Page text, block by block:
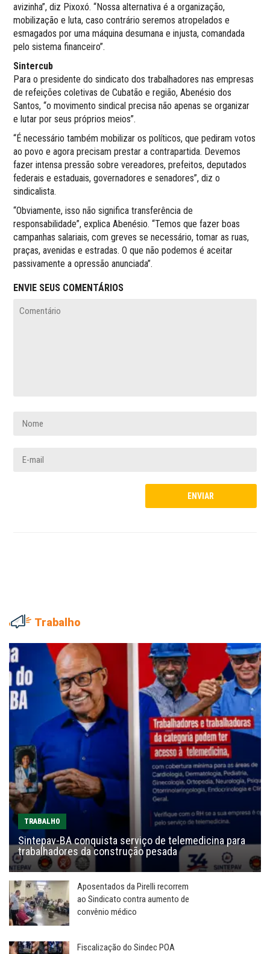
avizinha”, diz Pixoxó. “Nossa alternativa é a organização,
mobilização e luta, caso contrário seremos atropelados e
esmagados por uma máquina desumana e injusta, comandada
pelo sistema financeiro”.
Sintercub
Para o presidente do sindicato dos trabalhadores nas empresas
de refeições coletivas de Cubatão e região, Abenésio dos
Santos, “o movimento sindical precisa não apenas se organizar
e lutar por seus próprios meios”.
“É necessário também mobilizar os políticos, que pediram votos
ao povo e agora precisam prestar a contrapartida. Devemos
fazer intensa pressão sobre vereadores, prefeitos, deputados
federais e estaduais, governadores e senadores”, diz o
sindicalista.
“Obviamente, isso não significa transferência de
responsabilidade”, explica Abenésio. “Temos que fazer boas
campanhas salariais, com greves se necessário, tomar as ruas,
praças, avenidas e estradas. O que não podemos é aceitar
passivamente a opressão anunciada”.
ENVIE SEUS COMENTÁRIOS
Trabalho
TRABALHO
Sintepav-BA conquista serviço de telemedicina para
trabalhadores da construção pesada
Aposentados da Pirelli recorrem
ao Sindicato contra aumento de
convênio médico
Fiscalização do Sindec POA